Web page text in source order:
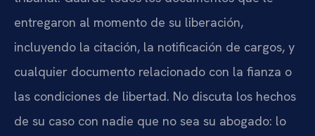
entregaron al momento de su liberación,
incluyendo la citación, la notificación de cargos, y
cualquier documento relacionado con la fianza o
las condiciones de libertad. No discuta los hechos
de su caso con nadie que no sea su abogado: lo